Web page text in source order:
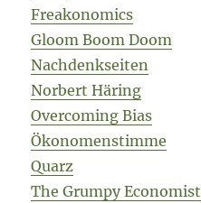
Freakonomics
Gloom Boom Doom
Nachdenkseiten
Norbert Häring
Overcoming Bias
Ökonomenstimme
Quarz
The Grumpy Economist